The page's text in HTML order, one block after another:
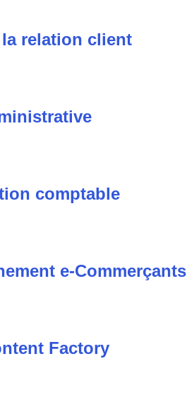
relation client
comptable
e-Commerçants
Factory